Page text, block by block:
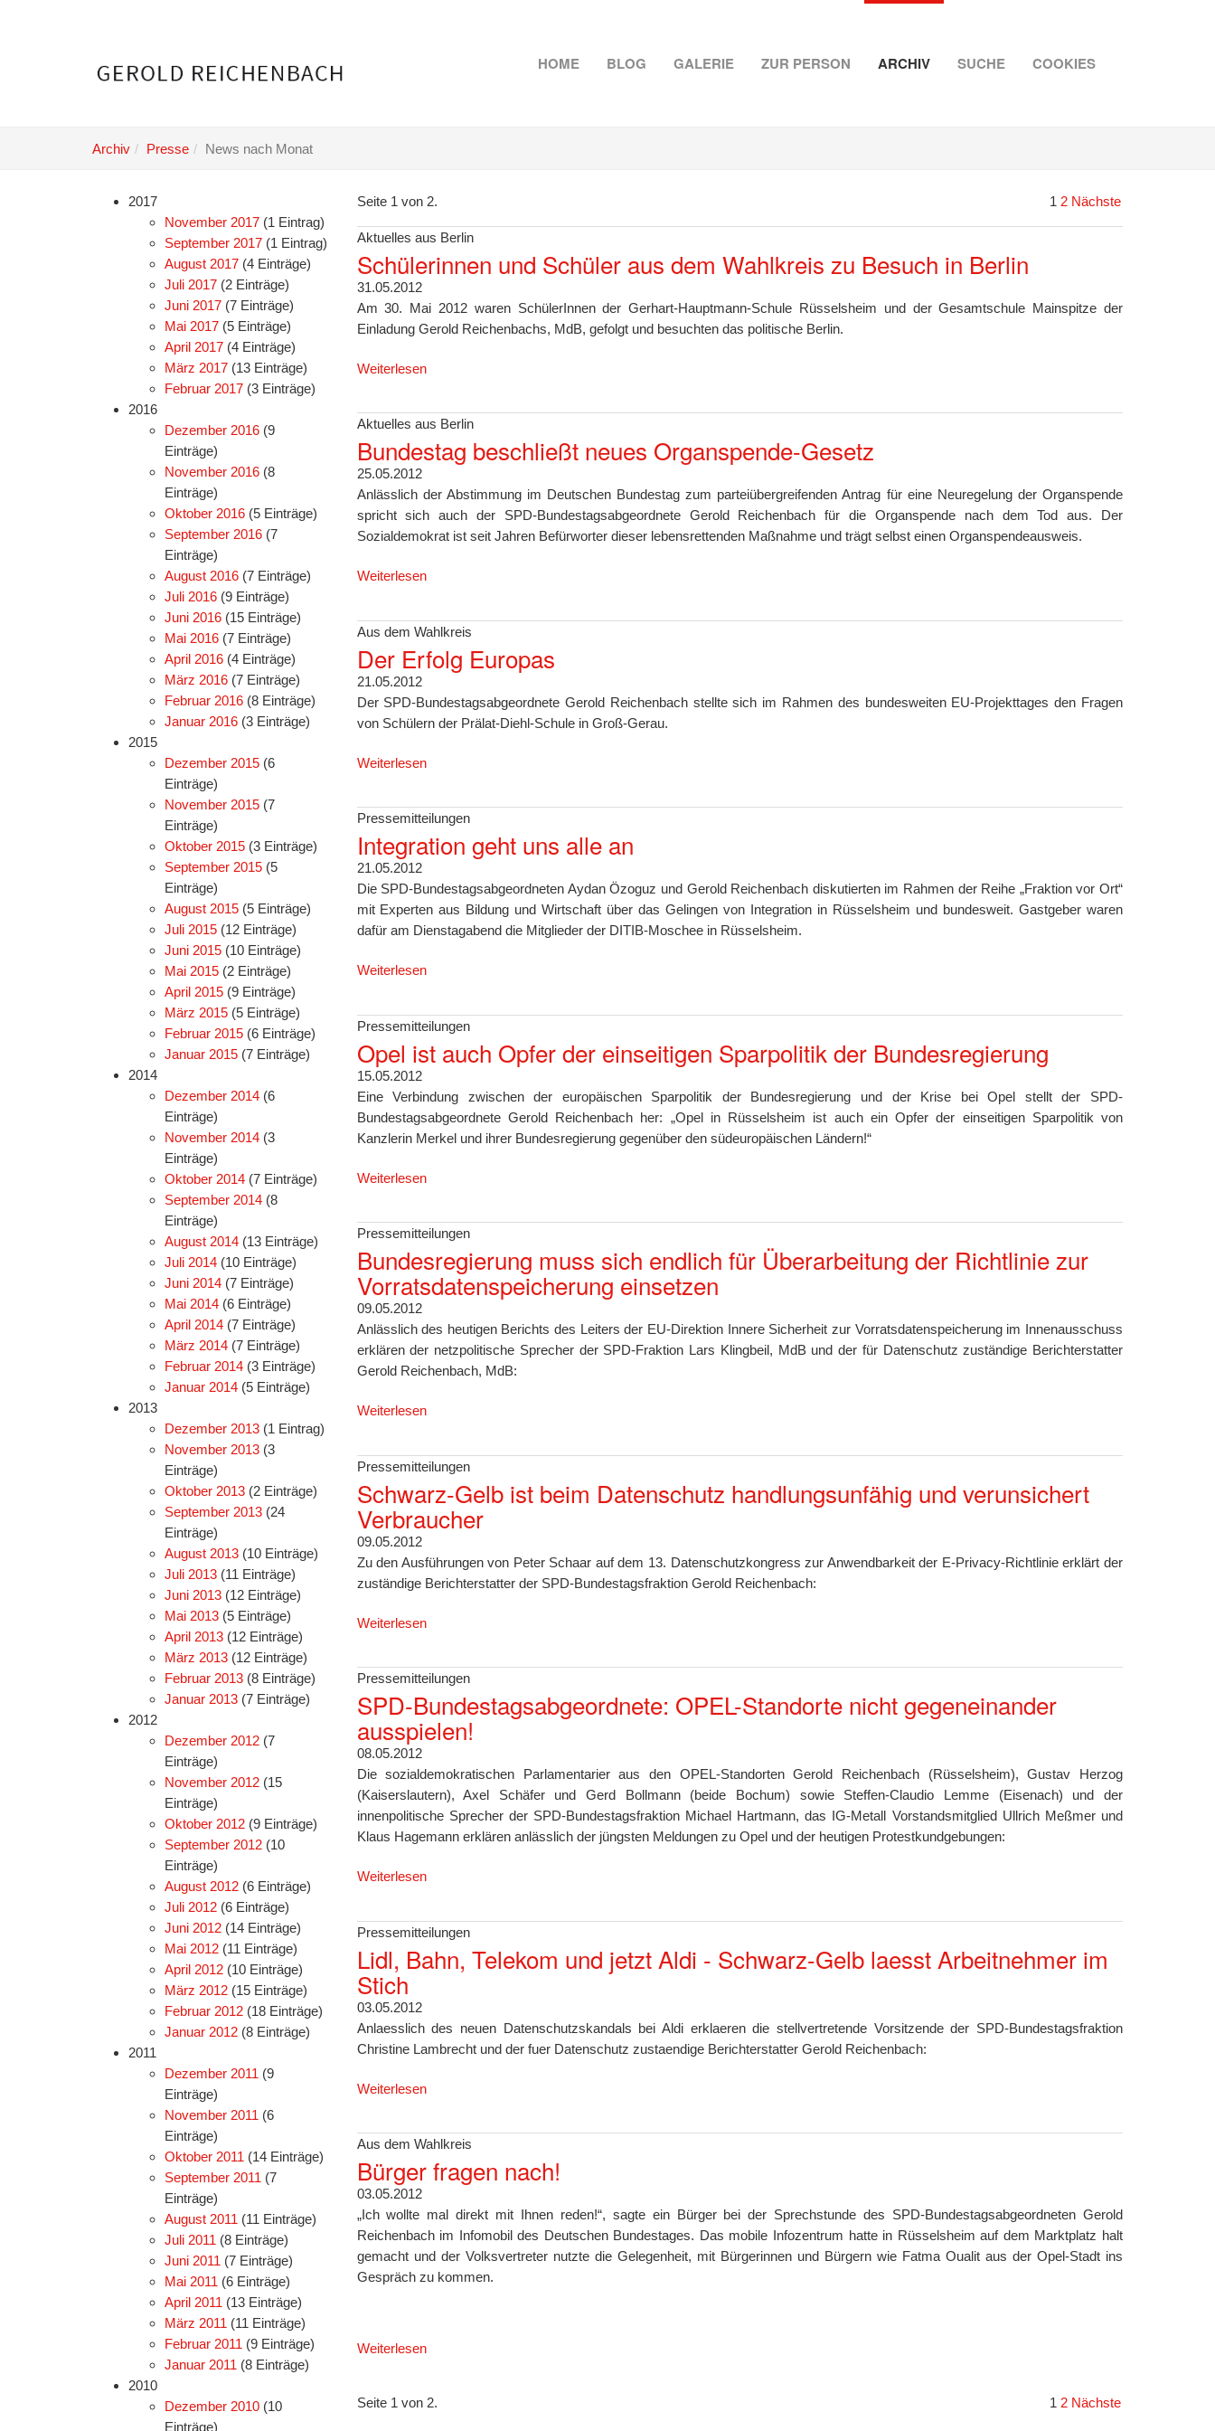
HOME BLOG GALERIE ZUR PERSON ARCHIV SUCHE COOKIES
Archiv Presse News nach Monat
2017
November 2017 (1 Eintrag)
September 2017 (1 Eintrag)
August 2017 (4 Einträge)
Juli 2017 (2 Einträge)
Juni 2017 (7 Einträge)
Mai 2017 (5 Einträge)
April 2017 (4 Einträge)
März 2017 (13 Einträge)
Februar 2017 (3 Einträge)
2016
Dezember 2016 (9
Einträge)
November 2016 (8
Einträge)
Oktober 2016 (5 Einträge)
September 2016 (7
Einträge)
August 2016 (7 Einträge)
Juli 2016 (9 Einträge)
Juni 2016 (15 Einträge)
Mai 2016 (7 Einträge)
April 2016 (4 Einträge)
März 2016 (7 Einträge)
Februar 2016 (8 Einträge)
Januar 2016 (3 Einträge)
2015
Dezember 2015 (6
Einträge)
November 2015 (7
Einträge)
Oktober 2015 (3 Einträge)
September 2015 (5
Einträge)
August 2015 (5 Einträge)
Juli 2015 (12 Einträge)
Juni 2015 (10 Einträge)
Mai 2015 (2 Einträge)
April 2015 (9 Einträge)
März 2015 (5 Einträge)
Februar 2015 (6 Einträge)
Januar 2015 (7 Einträge)
2014
Dezember 2014 (6
Einträge)
November 2014 (3
Einträge)
Oktober 2014 (7 Einträge)
September 2014 (8
Einträge)
August 2014 (13 Einträge)
Juli 2014 (10 Einträge)
Juni 2014 (7 Einträge)
Mai 2014 (6 Einträge)
April 2014 (7 Einträge)
März 2014 (7 Einträge)
Februar 2014 (3 Einträge)
Januar 2014 (5 Einträge)
2013
Dezember 2013 (1 Eintrag)
November 2013 (3
Einträge)
Oktober 2013 (2 Einträge)
September 2013 (24
Einträge)
August 2013 (10 Einträge)
Juli 2013 (11 Einträge)
Juni 2013 (12 Einträge)
Mai 2013 (5 Einträge)
April 2013 (12 Einträge)
März 2013 (12 Einträge)
Februar 2013 (8 Einträge)
Januar 2013 (7 Einträge)
2012
Dezember 2012 (7
Einträge)
November 2012 (15
Einträge)
Oktober 2012 (9 Einträge)
September 2012 (10
Einträge)
August 2012 (6 Einträge)
Juli 2012 (6 Einträge)
Juni 2012 (14 Einträge)
Mai 2012 (11 Einträge)
April 2012 (10 Einträge)
März 2012 (15 Einträge)
Februar 2012 (18 Einträge)
Januar 2012 (8 Einträge)
2011
Dezember 2011 (9
Einträge)
November 2011 (6
Einträge)
Oktober 2011 (14 Einträge)
September 2011 (7
Einträge)
August 2011 (11 Einträge)
Juli 2011 (8 Einträge)
Juni 2011 (7 Einträge)
Mai 2011 (6 Einträge)
April 2011 (13 Einträge)
März 2011 (11 Einträge)
Februar 2011 (9 Einträge)
Januar 2011 (8 Einträge)
2010
Dezember 2010 (10
Einträge)
Seite 1 von 2. 1 2 Nächste
Aktuelles aus Berlin
Schülerinnen und Schüler aus dem Wahlkreis zu Besuch in Berlin
31.05.2012
Am 30. Mai 2012 waren SchülerInnen der Gerhart-Hauptmann-Schule Rüsselsheim und der Gesamtschule Mainspitze der
Einladung Gerold Reichenbachs, MdB, gefolgt und besuchten das politische Berlin.
Weiterlesen
Aktuelles aus Berlin
Bundestag beschließt neues Organspende-Gesetz
25.05.2012
Anlässlich der Abstimmung im Deutschen Bundestag zum parteiübergreifenden Antrag für eine Neuregelung der Organspende
spricht sich auch der SPD-Bundestagsabgeordnete Gerold Reichenbach für die Organspende nach dem Tod aus. Der
Sozialdemokrat ist seit Jahren Befürworter dieser lebensrettenden Maßnahme und trägt selbst einen Organspendeausweis.
Weiterlesen
Aus dem Wahlkreis
Der Erfolg Europas
21.05.2012
Der SPD-Bundestagsabgeordnete Gerold Reichenbach stellte sich im Rahmen des bundesweiten EU-Projekttages den Fragen
von Schülern der Prälat-Diehl-Schule in Groß-Gerau.
Weiterlesen
Pressemitteilungen
Integration geht uns alle an
21.05.2012
Die SPD-Bundestagsabgeordneten Aydan Özoguz und Gerold Reichenbach diskutierten im Rahmen der Reihe „Fraktion vor Ort“
mit Experten aus Bildung und Wirtschaft über das Gelingen von Integration in Rüsselsheim und bundesweit. Gastgeber waren
dafür am Dienstagabend die Mitglieder der DITIB-Moschee in Rüsselsheim.
Weiterlesen
Pressemitteilungen
Opel ist auch Opfer der einseitigen Sparpolitik der Bundesregierung
15.05.2012
Eine Verbindung zwischen der europäischen Sparpolitik der Bundesregierung und der Krise bei Opel stellt der SPD-
Bundestagsabgeordnete Gerold Reichenbach her: „Opel in Rüsselsheim ist auch ein Opfer der einseitigen Sparpolitik von
Kanzlerin Merkel und ihrer Bundesregierung gegenüber den südeuropäischen Ländern!“
Weiterlesen
Pressemitteilungen
Bundesregierung muss sich endlich für Überarbeitung der Richtlinie zur
Vorratsdatenspeicherung einsetzen
09.05.2012
Anlässlich des heutigen Berichts des Leiters der EU-Direktion Innere Sicherheit zur Vorratsdatenspeicherung im Innenausschuss
erklären der netzpolitische Sprecher der SPD-Fraktion Lars Klingbeil, MdB und der für Datenschutz zuständige Berichterstatter
Gerold Reichenbach, MdB:
Weiterlesen
Pressemitteilungen
Schwarz-Gelb ist beim Datenschutz handlungsunfähig und verunsichert
Verbraucher
09.05.2012
Zu den Ausführungen von Peter Schaar auf dem 13. Datenschutzkongress zur Anwendbarkeit der E-Privacy-Richtlinie erklärt der
zuständige Berichterstatter der SPD-Bundestagsfraktion Gerold Reichenbach:
Weiterlesen
Pressemitteilungen
SPD-Bundestagsabgeordnete: OPEL-Standorte nicht gegeneinander
ausspielen!
08.05.2012
Die sozialdemokratischen Parlamentarier aus den OPEL-Standorten Gerold Reichenbach (Rüsselsheim), Gustav Herzog
(Kaiserslautern), Axel Schäfer und Gerd Bollmann (beide Bochum) sowie Steffen-Claudio Lemme (Eisenach) und der
innenpolitische Sprecher der SPD-Bundestagsfraktion Michael Hartmann, das IG-Metall Vorstandsmitglied Ullrich Meßmer und
Klaus Hagemann erklären anlässlich der jüngsten Meldungen zu Opel und der heutigen Protestkundgebungen:
Weiterlesen
Pressemitteilungen
Lidl, Bahn, Telekom und jetzt Aldi - Schwarz-Gelb laesst Arbeitnehmer im
Stich
03.05.2012
Anlaesslich des neuen Datenschutzskandals bei Aldi erklaeren die stellvertretende Vorsitzende der SPD-Bundestagsfraktion
Christine Lambrecht und der fuer Datenschutz zustaendige Berichterstatter Gerold Reichenbach:
Weiterlesen
Aus dem Wahlkreis
Bürger fragen nach!
03.05.2012
„Ich wollte mal direkt mit Ihnen reden!“, sagte ein Bürger bei der Sprechstunde des SPD-Bundestagsabgeordneten Gerold
Reichenbach im Infomobil des Deutschen Bundestages. Das mobile Infozentrum hatte in Rüsselsheim auf dem Marktplatz halt
gemacht und der Volksvertreter nutzte die Gelegenheit, mit Bürgerinnen und Bürgern wie Fatma Oualit aus der Opel-Stadt ins
Gespräch zu kommen.
Weiterlesen
Seite 1 von 2. 1 2 Nächste